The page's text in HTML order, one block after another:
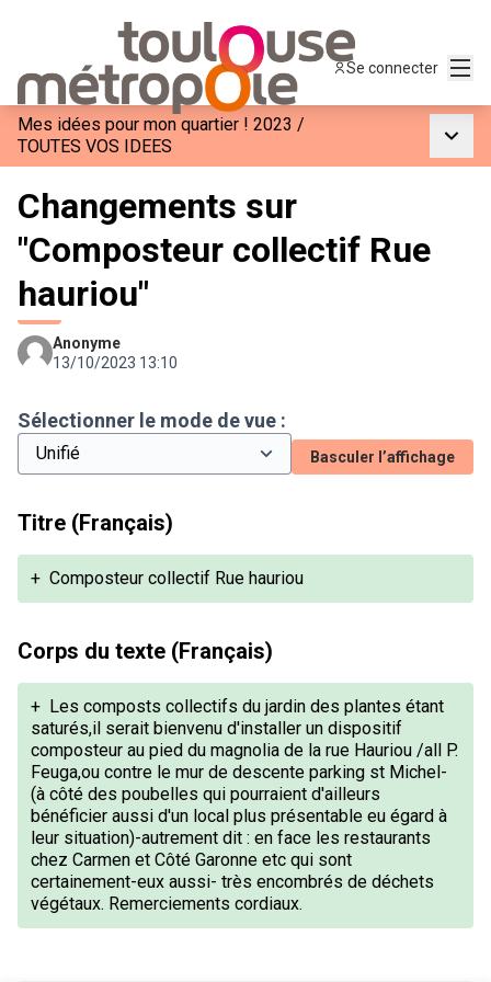
Se connecter
Mes idées pour mon quartier ! 2023 /
TOUTES VOS IDEES
Changements sur
"Composteur collectif Rue
hauriou"
Anonyme
13/10/2023 13:10
Sélectionner le mode de vue :
Basculer l’affichage
Titre (Français)
+ Composteur collectif Rue hauriou
Corps du texte (Français)
+ Les composts collectifs du jardin des plantes étant
saturés,il serait bienvenu d'installer un dispositif
composteur au pied du magnolia de la rue Hauriou /all P.
Feuga,ou contre le mur de descente parking st Michel-
(à côté des poubelles qui pourraient d'ailleurs
bénéficier aussi d'un local plus présentable eu égard à
leur situation)-autrement dit : en face les restaurants
chez Carmen et Côté Garonne etc qui sont
certainement-eux aussi- très encombrés de déchets
végétaux. Remerciements cordiaux.